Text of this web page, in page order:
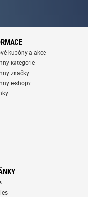
kupóny a akce
kategorie
značky
e-shopy